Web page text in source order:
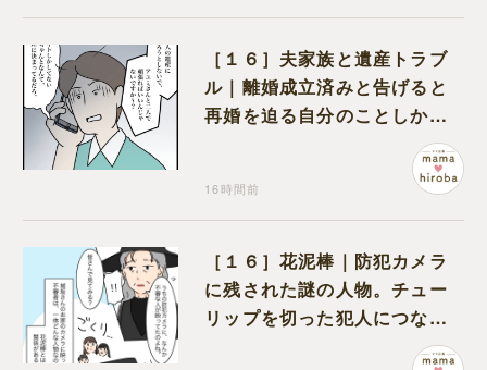
［１６］夫家族と遺産トラブ
ル｜離婚成立済みと告げると
再婚を迫る自分のことしか考
16時間前
［１６］花泥棒｜防犯カメラ
に残された謎の人物。チュー
リップを切った犯人につなが
る証拠になるのか期待する